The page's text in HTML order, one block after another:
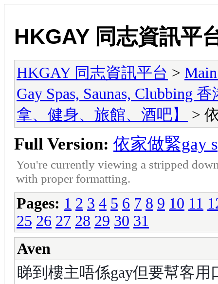
HKGAY 同志資訊平
HKGAY 同志資訊平台 >
Gay Spas, Saunas, Clubbing
拿、健身、旅館、酒吧】
>
Full Version: 依家做緊gay
You're currently viewing a stripped
with proper formatting.
Pages: 1 2 3 4 5 6 7 8 9 10 11
25 26 27 28 29 30 31
Aven
睇到樓主唔係gay但要幫客